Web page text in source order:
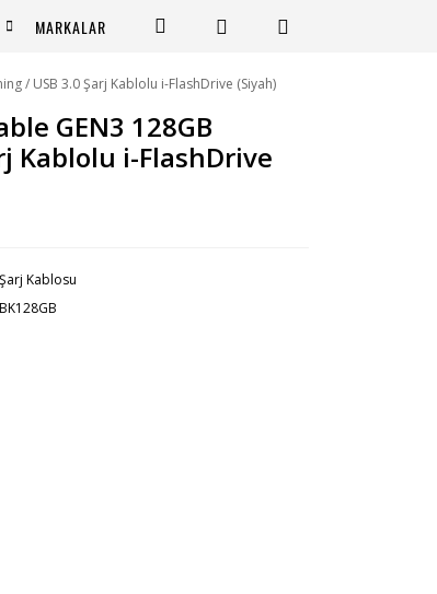
MARKALAR
/ USB 3.0 Şarj Kablolu i-FlashDrive (Siyah)
GEN3 128GB
Kablolu i-FlashDrive
Kablosu